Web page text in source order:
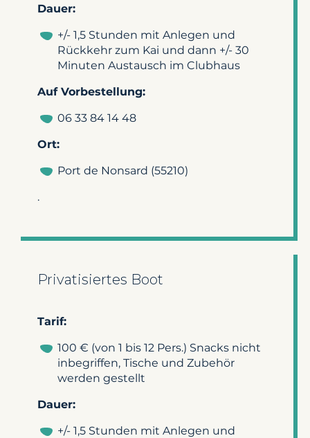
Dauer:
+/- 1,5 Stunden mit Anlegen und
Rückkehr zum Kai und dann +/- 30
Minuten Austausch im Clubhaus
Auf Vorbestellung:
06 33 84 14 48
Ort:
Port de Nonsard (55210)
.
Privatisiertes Boot
Tarif:
100 € (von 1 bis 12 Pers.) Snacks nicht
inbegriffen, Tische und Zubehör
werden gestellt
Dauer:
+/- 1,5 Stunden mit Anlegen und